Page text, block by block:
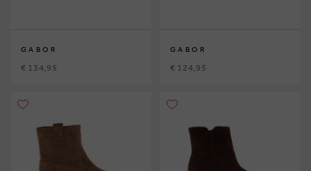
GABOR
€ 134,95
GABOR
€ 124,95